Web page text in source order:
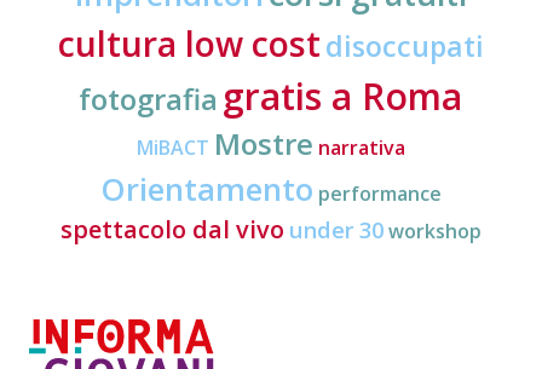
cultura low costdisoccupati
fotografia gratis a Roma
MiBACT Mostre narrativa
Orientamento performance
spettacolo dal vivo under 30workshop